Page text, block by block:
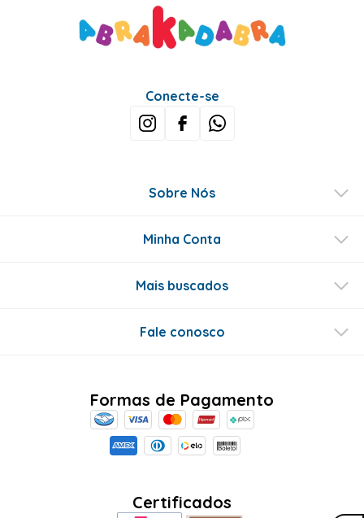
Conecte-se
Sobre Nós
Minha Conta
Mais buscados
Fale conosco
Formas de Pagamento
Certificados